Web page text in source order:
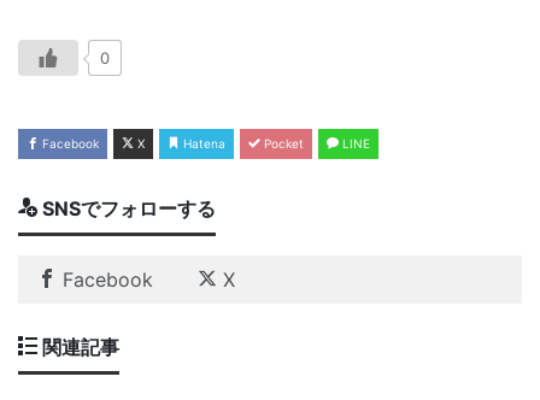
0
Facebook X Hatena Pocket LINE
SNSでフォローする
Facebook X
関連記事